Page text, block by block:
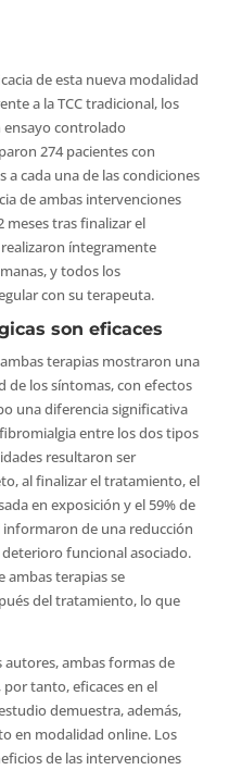
de esta nueva modalidad
a la TCC tradicional, los
ensayo controlado
274 pacientes con
cada una de las condiciones
de ambas intervenciones
meses tras finalizar el
íntegramente
y todos los
con su terapeuta.
son eficaces
terapias mostraron una
de los síntomas, con efectos
una diferencia significativa
entre los dos tipos
resultaron ser
al finalizar el tratamiento, el
en exposición y el 59% de
informaron de una reducción
funcional asociado.
ambas terapias se
del tratamiento, lo que
autores, ambas formas de
tanto, eficaces en el
demuestra, además,
en modalidad online. Los
de las intervenciones